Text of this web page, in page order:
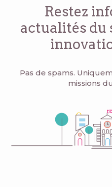
Restez
actualités du
Pas de spams.
missions